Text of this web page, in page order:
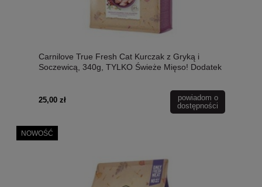
Carnilove True Fresh Cat Kurczak z Gryką i
Soczewicą, 340g, TYLKO Świeże Mięso! Dodatek
Odpowiednie Dla Kotów Sterylizowanych!
NOWOŚĆ!
25,00 zł
powiadom o
dostępności
NOWOŚĆ